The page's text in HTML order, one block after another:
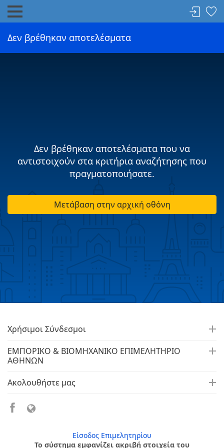
Δεν βρέθηκαν αποτελέσματα
Δεν βρέθηκαν αποτελέσματα που να
αντιστοιχούν στα κριτήρια αναζήτησης που
πραγματοποιήσατε.
Μετάβαση στην αρχική οθόνη
Χρήσιμοι Σύνδεσμοι
ΕΜΠΟΡΙΚΟ & ΒΙΟΜΗΧΑΝΙΚΟ ΕΠΙΜΕΛΗΤΗΡΙΟ
ΑΘΗΝΩΝ
Ακολουθήστε μας
Είσοδος Επιμελητηρίου
Το σύστημα εμφανίζει ακριβή στοιχεία του